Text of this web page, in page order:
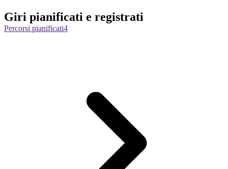
Giri pianificati e registrati
Percorsi pianificati4